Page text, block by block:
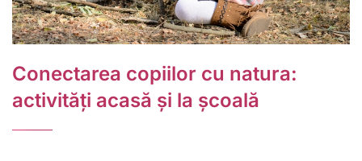
Conectarea copiilor cu natura:
activități acasă și la școală